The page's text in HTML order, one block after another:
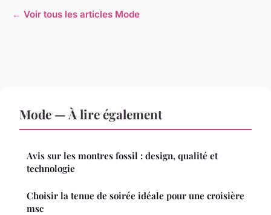
← Voir tous les articles Mode
Mode — À lire également
Avis sur les montres fossil : design, qualité et
technologie
Choisir la tenue de soirée idéale pour une croisière
msc